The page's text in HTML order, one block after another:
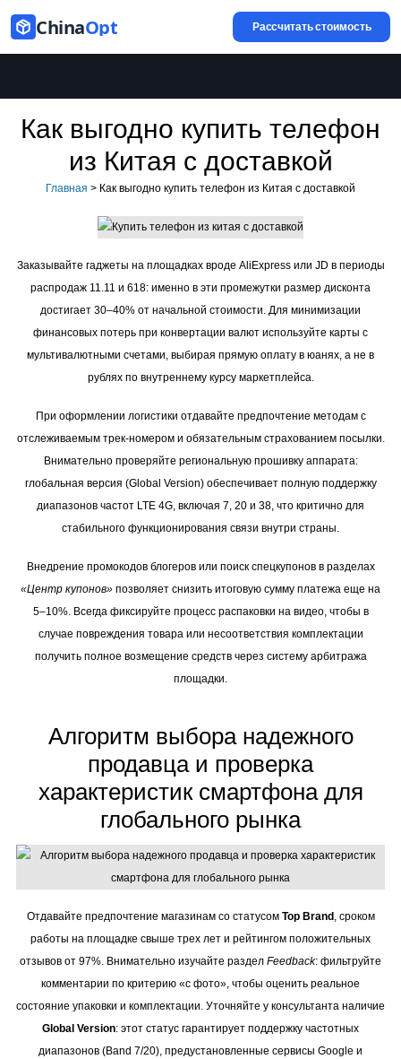
ChinaOpt Рассчитать стоимость
Как выгодно купить телефон
из Китая с доставкой
Главная > Как выгодно купить телефон из Китая с доставкой
Заказывайте гаджеты на площадках вроде AliExpress или JD в периоды
распродаж 11.11 и 618: именно в эти промежутки размер дисконта
достигает 30–40% от начальной стоимости. Для минимизации
финансовых потерь при конвертации валют используйте карты с
мультивалютными счетами, выбирая прямую оплату в юанях, а не в
рублях по внутреннему курсу маркетплейса.
При оформлении логистики отдавайте предпочтение методам с
отслеживаемым трек-номером и обязательным страхованием посылки.
Внимательно проверяйте региональную прошивку аппарата:
глобальная версия (Global Version) обеспечивает полную поддержку
диапазонов частот LTE 4G, включая 7, 20 и 38, что критично для
стабильного функционирования связи внутри страны.
Внедрение промокодов блогеров или поиск спецкупонов в разделах
«Центр купонов» позволяет снизить итоговую сумму платежа еще на
5–10%. Всегда фиксируйте процесс распаковки на видео, чтобы в
случае повреждения товара или несоответствия комплектации
получить полное возмещение средств через систему арбитража
площадки.
Алгоритм выбора надежного
продавца и проверка
характеристик смартфона для
глобального рынка
Отдавайте предпочтение магазинам со статусом Top Brand , сроком
работы на площадке свыше трех лет и рейтингом положительных
отзывов от 97%. Внимательно изучайте раздел Feedback: фильтруйте
комментарии по критерию «с фото», чтобы оценить реальное
состояние упаковки и комплектации. Уточняйте у консультанта наличие
Global Version: этот статус гарантирует поддержку частотных
диапазонов (Band 7/20), предустановленные сервисы Google и